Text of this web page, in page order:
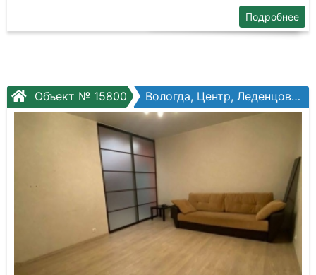
Подробнее
Объект № 15800 Вологда, Центр, Леденцова ул, №3в